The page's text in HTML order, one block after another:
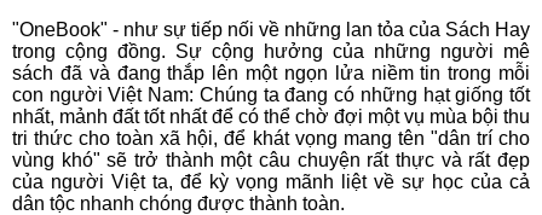
"OneBook" - như sự tiếp nối về những lan tỏa của Sách Hay
trong cộng đồng. Sự cộng hưởng của những người mê
sách đã và đang thắp lên một ngọn lửa niềm tin trong mỗi
con người Việt Nam: Chúng ta đang có những hạt giống tốt
nhất, mảnh đất tốt nhất để có thể chờ đợi một vụ mùa bội thu
tri thức cho toàn xã hội, để khát vọng mang tên "dân trí cho
vùng khó" sẽ trở thành một câu chuyện rất thực và rất đẹp
của người Việt ta, để kỳ vọng mãnh liệt về sự học của cả
dân tộc nhanh chóng được thành toàn.